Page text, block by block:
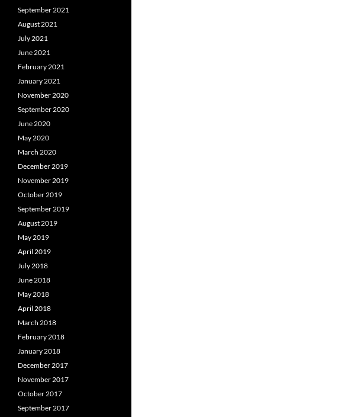
September 2021
August 2021
July 2021
June 2021
February 2021
January 2021
November 2020
September 2020
June 2020
May 2020
March 2020
December 2019
November 2019
October 2019
September 2019
August 2019
May 2019
April 2019
July 2018
June 2018
May 2018
April 2018
March 2018
February 2018
January 2018
December 2017
November 2017
October 2017
September 2017